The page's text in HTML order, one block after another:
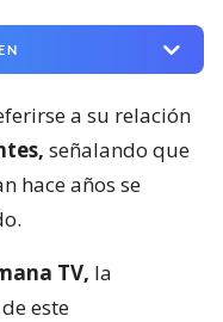
a su relación
señalando que
hace años se
TV, la
este